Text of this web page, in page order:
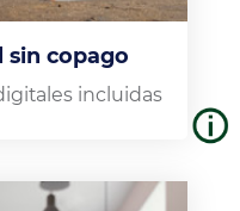
sin copago
incluidas